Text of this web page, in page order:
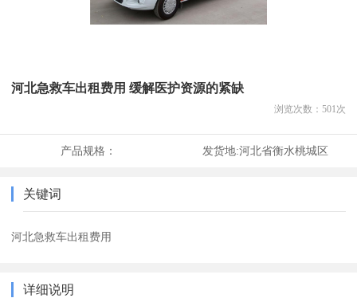
河北急救车出租费用 缓解医护资源的紧缺
浏览次数： 501次
产品规格： 发货地:河北省衡水桃城区
关键词
河北急救车出租费用
详细说明